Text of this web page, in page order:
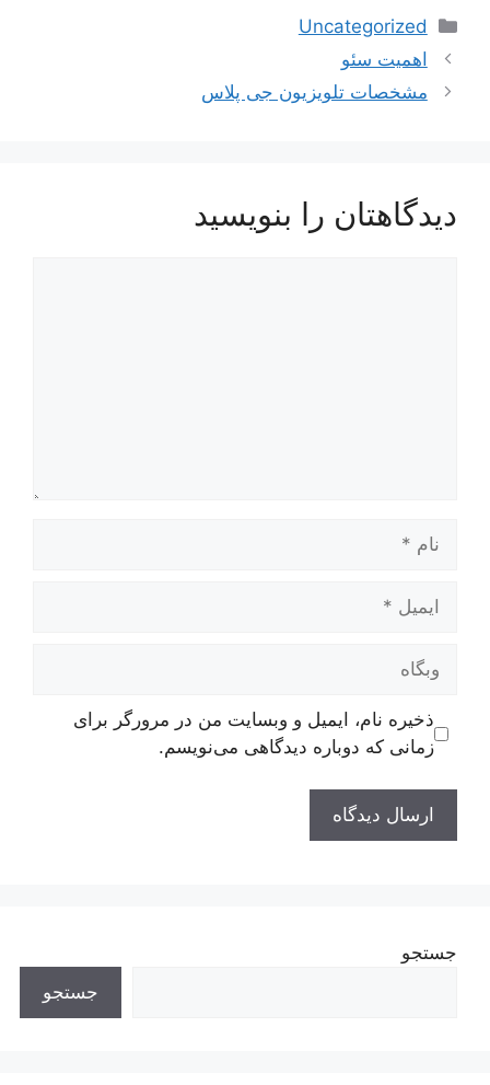
دسته‌ها
Uncategorized
ناوبری
نوشته‌ها
اهمیت سئو
مشخصات تلویزیون جی پلاس
دیدگاهتان را بنویسید
ایمیل
وبگاه
ذخیره نام، ایمیل و وبسایت من در مرورگر برای
زمانی که دوباره دیدگاهی می‌نویسم.
جستجو
جستجو